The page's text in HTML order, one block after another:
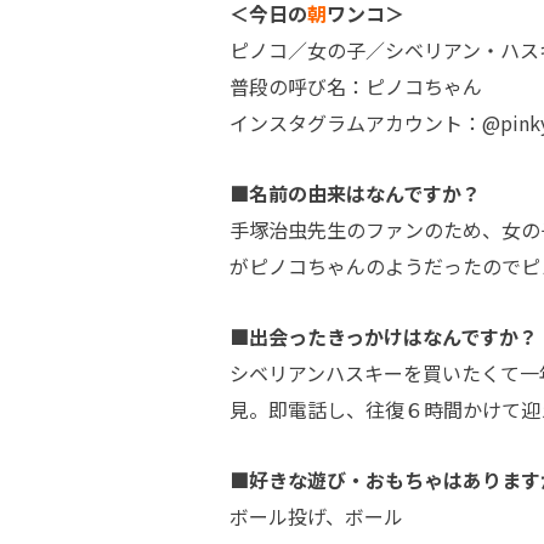
＜今日の朝ワンコ＞
ピノコ／女の子／シベリアン・ハ
普段の呼び名：ピノコちゃん
インスタグラムアカウント：
■名前の由来はなんですか？
手塚治虫先生のファンのため、女
がピノコちゃんのようだったので
■出会ったきっかけはなんですか？
シベリアンハスキーを買いたくて
見。即電話し、往復６時間かけて
■好きな遊び・おもちゃはありま
ボール投げ、ボール